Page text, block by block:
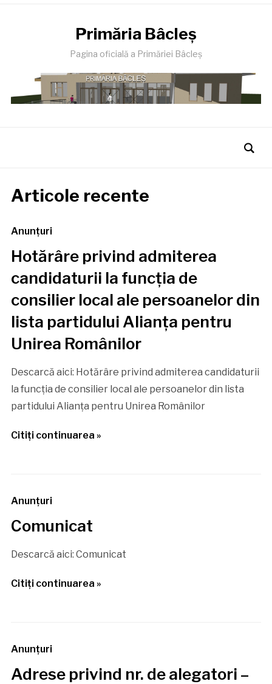
Primăria Bâcleş
Pagina oficială a Primăriei Bâcleş
Articole recente
Anunţuri
Hotărâre privind admiterea
candidaturii la funcția de
consilier local ale persoanelor din
lista partidului Alianța pentru
Unirea Românilor
Descarcă aici: Hotărâre privind admiterea candidaturii
la funcția de consilier local ale persoanelor din lista
partidului Alianța pentru Unirea Românilor
Citiţi continuarea »
Anunţuri
Comunicat
Descarcă aici: Comunicat
Citiţi continuarea »
Anunţuri
Adrese privind nr. de alegatori –